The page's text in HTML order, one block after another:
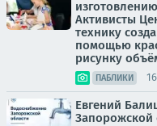
Активисты
технику
помощью
рисунку
ПАБЛИКИ
Евгений
Запорожской